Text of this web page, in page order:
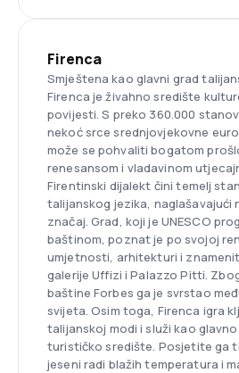
Firenca
Smještena kao glavni grad
Firenca je živahno središte
povijesti. S preko 360.000
nekoć srce srednjovjekovne
može se pohvaliti bogatom
renesansom i vladavinom
Firentinski dijalekt čini temelj
talijanskog jezika, naglašavajući
značaj. Grad, koji je UNESCO
baštinom, poznat je po svojoj
umjetnosti, arhitekturi i
galerije Uffizi i Palazzo Pitti.
baštine Forbes ga je svrstao
svijeta. Osim toga, Firenca igra
talijanskoj modi i služi kao
turističko središte. Posjetite ga
jeseni radi blažih temperatura i